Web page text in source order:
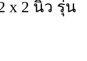
x 2 นิ้ว รุ่น